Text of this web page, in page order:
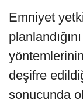
Emniyet
deşifre
sonucunda